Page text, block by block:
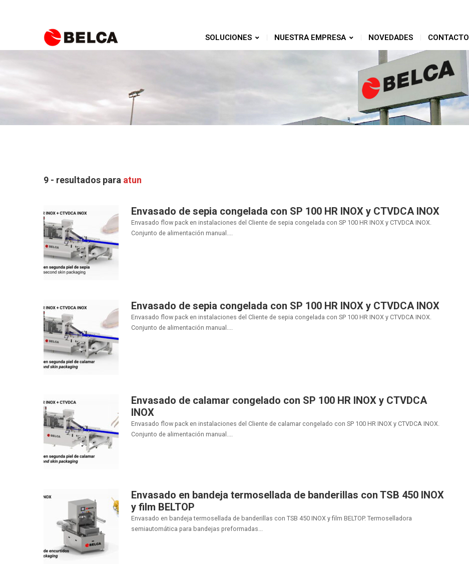
SOLUCIONES NUESTRA EMPRESA NOVEDADES CONTACTO
9 - resultados para atun
Envasado de sepia congelada con SP 100 HR INOX y CTVDCA INOX
Envasado flow pack en instalaciones del Cliente de sepia congelada con SP 100 HR INOX y CTVDCA INOX.
Conjunto de alimentación manual....
Envasado de sepia congelada con SP 100 HR INOX y CTVDCA INOX
Envasado flow pack en instalaciones del Cliente de sepia congelada con SP 100 HR INOX y CTVDCA INOX.
Conjunto de alimentación manual....
Envasado de calamar congelado con SP 100 HR INOX y CTVDCA
INOX
Envasado flow pack en instalaciones del Cliente de calamar congelado con SP 100 HR INOX y CTVDCA INOX.
Conjunto de alimentación manual....
Envasado en bandeja termosellada de banderillas con TSB 450 INOX
y film BELTOP
Envasado en bandeja termosellada de banderillas con TSB 450 INOX y film BELTOP. Termoselladora
semiautomática para bandejas preformadas...